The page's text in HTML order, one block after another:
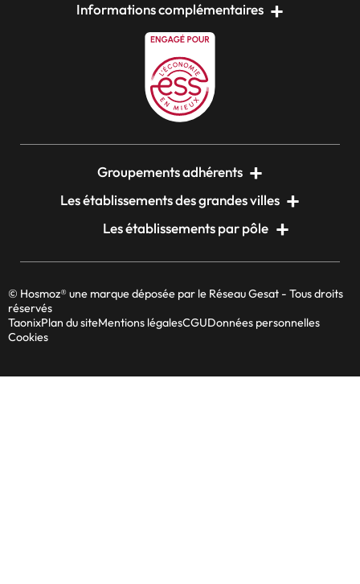
Informations complémentaires
Groupements adhérents
Les établissements des grandes villes
Les établissements par pôle
© Hosmoz® une marque déposée par le Réseau Gesat - Tous droits
réservés
TaonixPlan du siteMentions légalesCGUDonnées personnelles
Cookies